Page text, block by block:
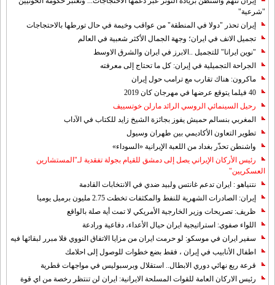
"شرعية"
إيران تحذر "دولا في المنطقة" من عواقب وخيمة في حال تورطها بالاحتجاجات
تجميل الانف في ايران؛ وجهة الجمال الأكثر شعبية في العالم
"نوين ايرانا" للتجميل ..الابرز في ايران والشرق الاوسط
الجراحة التجميلية في إيران: كل ما تحتاج إلى معرفته
ماكرون: هناك تقارب مع ترامب حول إيران
40 فيلما يتوقع عرضها في مهرجان كان 2019
رحيل السينمائي الروسي الرائد مارلن خوتسييف
المغربي بنسالم حميش يفوز بجائزة الشيخ زايد للكتاب في الآداب
تطوير التعاون الأكاديمي بين طهران وسيول
واشنطن تحذّر بغداد من اللعبة الإيرانية «السوداء»
رئيس الأركان الإيراني يصل إلى دمشق للقيام بجولة تفقدية لـ"المستشارين
العسكريين"
نتنياهو : ايران تدعم غانتس ولبيد ضدي في الانتخابات القادمة
إيران: الصادرات الشهریة للنفط والمكثفات تخطت 2.75 مليون برميل يوميا
ظريف: تصريحات وزير الخارجية الأمريكي لا تمت أية صلة بالواقع
اللواء صفوي: استراتيجية ايران حيال الأعداء، دفاعية ورادعة
سفير ايران في موسكو: لو حرمت ايران من مزايا الاتفاق النووي فلا مبرر لبقائها فيه
اطفال الأنابيب في إيران ، فقط بضع خطوات للوصول إلى احلامك
قرعة ربع نهائي دوري الابطال.. استقلال وبرسبوليس في مواجهات قطرية
رئيس الاركان العامة للقوات المسلحة الايرانية: ايران لن تنتظر رخصة من اي قوة